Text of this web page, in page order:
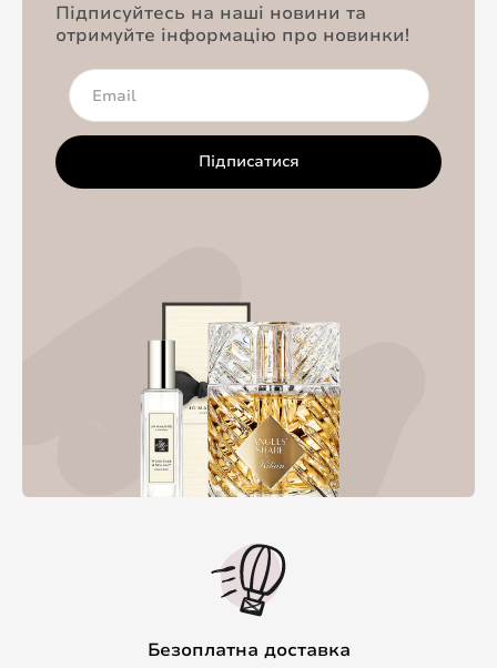
Підписуйтесь на наші новини та
отримуйте інформацію про новинки!
Підписатися
Безоплатна доставка